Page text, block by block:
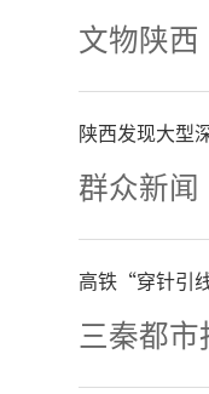
《中
管理
25〕9
一、
宝鸡
文物陕西
陕西发现大型
群众新闻
高铁“穿针引
三秦都市